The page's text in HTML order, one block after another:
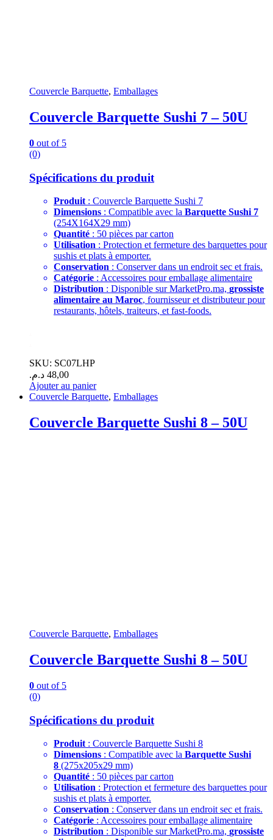
Couvercle Barquette, Emballages
Couvercle Barquette Sushi 7 – 50U
0 out of 5
(0)
Spécifications du produit
Produit : Couvercle Barquette Sushi 7
Dimensions : Compatible avec la Barquette Sushi 7
(254X164X29 mm)
Quantité : 50 pièces par carton
Utilisation : Protection et fermeture des barquettes pour
sushis et plats à emporter.
Conservation : Conserver dans un endroit sec et frais.
Catégorie : Accessoires pour emballage alimentaire
Distribution : Disponible sur MarketPro.ma, grossiste
alimentaire au Maroc, fournisseur et distributeur pour
restaurants, hôtels, traiteurs, et fast-foods.
SKU: SC07LHP
48,00 د.م.
Ajouter au panier
Couvercle Barquette, Emballages
Couvercle Barquette Sushi 8 – 50U
Couvercle Barquette, Emballages
Couvercle Barquette Sushi 8 – 50U
0 out of 5
(0)
Spécifications du produit
Produit : Couvercle Barquette Sushi 8
Dimensions : Compatible avec la Barquette Sushi
8 (275x205x29 mm)
Quantité : 50 pièces par carton
Utilisation : Protection et fermeture des barquettes pour
sushis et plats à emporter.
Conservation : Conserver dans un endroit sec et frais.
Catégorie : Accessoires pour emballage alimentaire
Distribution : Disponible sur MarketPro.ma, grossiste